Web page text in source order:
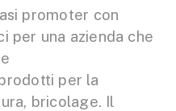
promoter con
per una azienda che
per la
bricolage. Il